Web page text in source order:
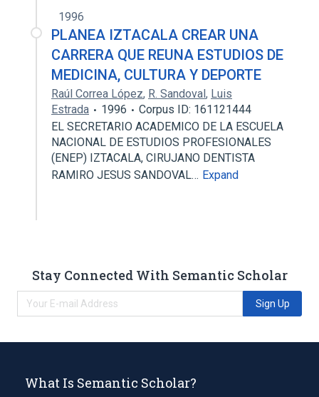
1996
PLANEA IZTACALA CREAR UNA
CARRERA QUE REUNA ESTUDIOS DE
MEDICINA, CULTURA Y DEPORTE
Raúl Correa López, R. Sandoval, Luis
Estrada
1996
Corpus ID: 161121444
EL SECRETARIO ACADEMICO DE LA ESCUELA
NACIONAL DE ESTUDIOS PROFESIONALES
(ENEP) IZTACALA, CIRUJANO DENTISTA
RAMIRO JESUS SANDOVAL… Expand
Stay Connected With Semantic Scholar
Sign Up
What Is Semantic Scholar?